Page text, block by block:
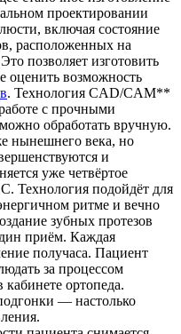
проектировании
включая состояние
расположенных на
позволяет изготовить
оценить возможность
. Технология CAD/CAM**
с прочными
обработать вручную.
нынешнего века, но
и
уже четвёртое
Технология подойдёт для
ритме и вечно
зубных протезов
приём. Каждая
получаса. Пациент
за процессом
кабинете ортопеда.
— настолько